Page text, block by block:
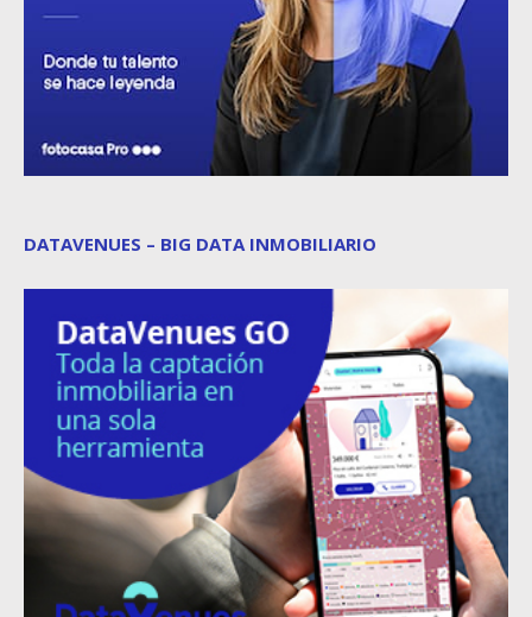
DATAVENUES – BIG DATA INMOBILIARIO